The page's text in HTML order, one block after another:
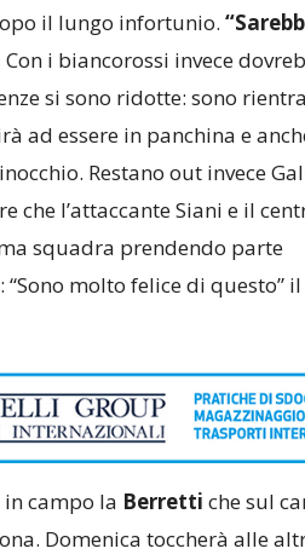
il lungo infortunio.
Con i biancorossi invece
si sono ridotte: sono
ad essere in panchina e
Restano out invece
che l’attaccante Siani e il
squadra prendendo parte
molto felice di questo”
campo la Berretti che sul
Domenica toccherà alle